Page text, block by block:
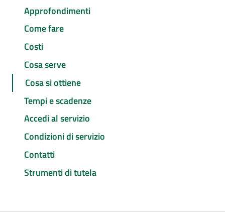
Approfondimenti
Come fare
Costi
Cosa serve
Cosa si ottiene
Tempi e scadenze
Accedi al servizio
Condizioni di servizio
Contatti
Strumenti di tutela